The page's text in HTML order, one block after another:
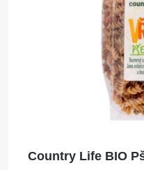
Country Life BIO